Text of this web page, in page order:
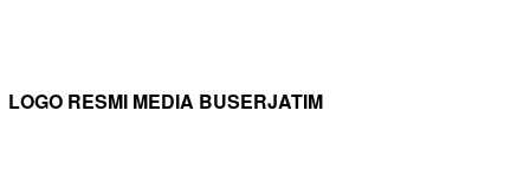
LOGO RESMI MEDIA BUSERJATIM